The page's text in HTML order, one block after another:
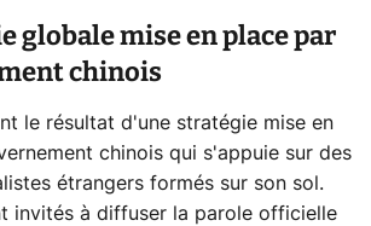
globale mise en place par
chinois
le résultat d'une stratégie mise en
chinois qui s'appuie sur des
étrangers formés sur son sol.
invités à diffuser la parole officielle